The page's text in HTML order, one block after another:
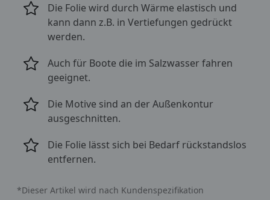
Die Folie wird durch Wärme elastisch und
kann dann z.B. in Vertiefungen gedrückt
werden.
Auch für Boote die im Salzwasser fahren
geeignet.
Die Motive sind an der Außenkontur
ausgeschnitten.
Die Folie lässt sich bei Bedarf rückstandslos
entfernen.
*Dieser Artikel wird nach Kundenspezifikation